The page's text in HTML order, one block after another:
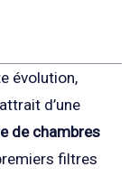
évolution,
d’une
de chambres
filtres